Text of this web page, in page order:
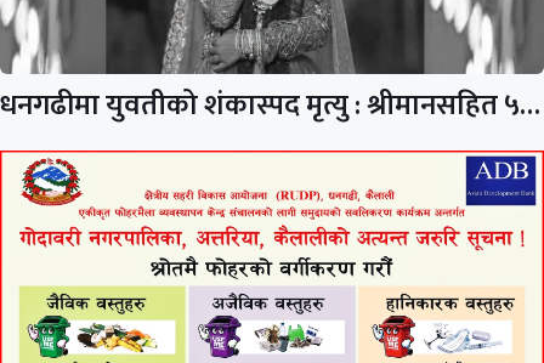
धनगढीमा युवतीको शंकास्पद मृत्यु : श्रीमानसहित ५…